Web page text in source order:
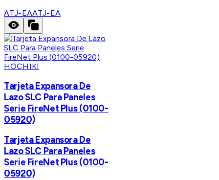
ATJ-EAATJ-EA
HOCHIKI
Tarjeta Expansora De
Lazo SLC Para Paneles
Serie FireNet Plus (0100-
05920)
Tarjeta Expansora De
Lazo SLC Para Paneles
Serie FireNet Plus (0100-
05920)